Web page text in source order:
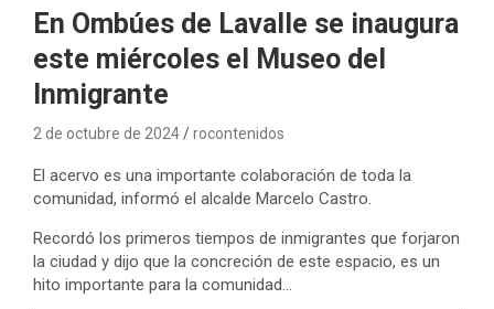
En Ombúes de Lavalle se inaugura
este miércoles el Museo del
Inmigrante
2 de octubre de 2024 rocontenidos
El acervo es una importante colaboración de toda la
comunidad, informó el alcalde Marcelo Castro.
Recordó los primeros tiempos de inmigrantes que forjaron
la ciudad y dijo que la concreción de este espacio, es un
hito importante para la comunidad…